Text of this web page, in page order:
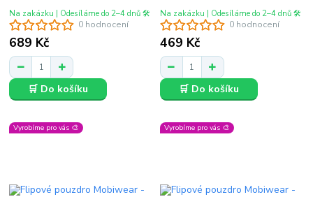
0 hodnocení
689 Kč
Na zakázku | Odesíláme do 2–4 dnů 🛠️
🛒 Do košíku
0 hodnocení
469 Kč
Na zakázku | Odesíláme do 2–4 dnů 🛠️
🛒 Do košíku
Vyrobíme pro vás 🎨 Vyrobíme pro vás 🎨